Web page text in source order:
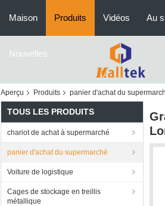
Maison Produits Vidéos Au
Nouvelles
Aperçu Produits panier d'achat du
TOUS LES PRODUITS
chariot de achat à supermarché
panier d'achat du supermarché
Voiture de logistique
Cages de stockage en treillis
métallique